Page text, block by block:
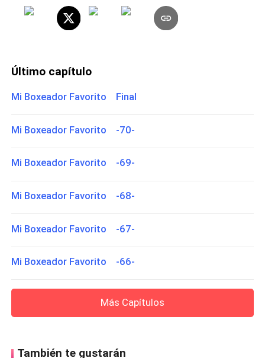
Último capítulo
Mi Boxeador Favorito Final
Mi Boxeador Favorito -70-
Mi Boxeador Favorito -69-
Mi Boxeador Favorito -68-
Mi Boxeador Favorito -67-
Mi Boxeador Favorito -66-
Más Capítulos
También te gustarán